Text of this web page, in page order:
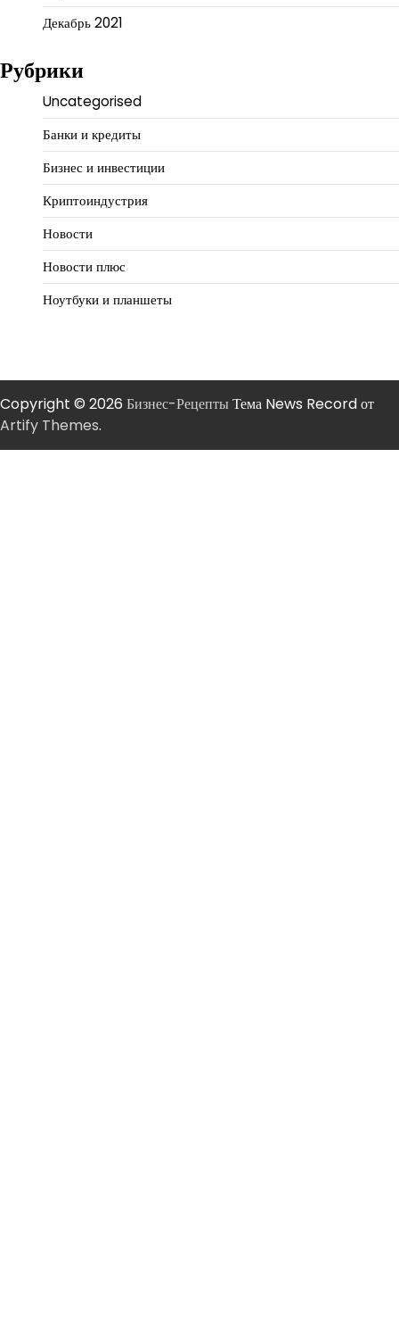
Декабрь 2021
Рубрики
Uncategorised
Банки и кредиты
Бизнес и инвестиции
Криптоиндустрия
Новости
Новости плюс
Ноутбуки и планшеты
Copyright © 2026 Бизнес-РецептыТема News Record от
Artify Themes.